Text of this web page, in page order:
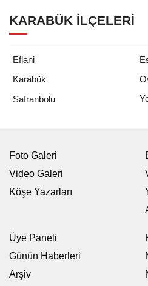
KARABÜK İLÇELERI
Eflani
Karabük
Safranbolu
Foto Galeri
Video Galeri
Köşe Yazarları
Üye Paneli
Günün Haberleri
Arşiv